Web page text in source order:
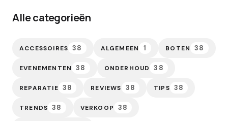
Alle categorieën
ACCESSOIRES 38 ALGEMEEN 1 BOTEN 38
EVENEMENTEN 38 ONDERHOUD 38
REPARATIE 38 REVIEWS 38 TIPS 38
TRENDS 38 VERKOOP 38